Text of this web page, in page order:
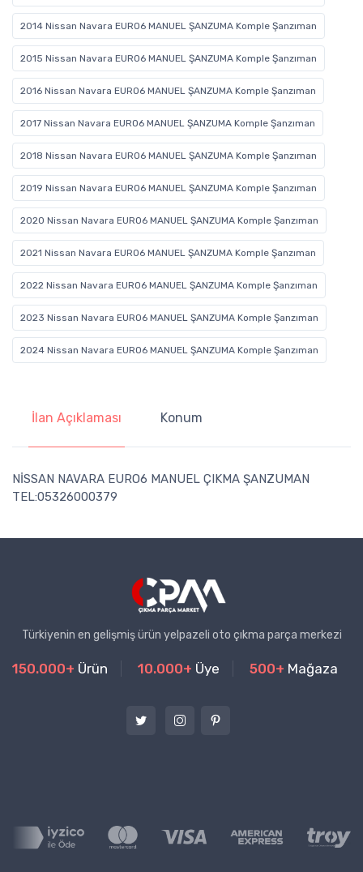
2014 Nissan Navara EURO6 MANUEL ŞANZUMA Komple Şanzıman
2015 Nissan Navara EURO6 MANUEL ŞANZUMA Komple Şanzıman
2016 Nissan Navara EURO6 MANUEL ŞANZUMA Komple Şanzıman
2017 Nissan Navara EURO6 MANUEL ŞANZUMA Komple Şanzıman
2018 Nissan Navara EURO6 MANUEL ŞANZUMA Komple Şanzıman
2019 Nissan Navara EURO6 MANUEL ŞANZUMA Komple Şanzıman
2020 Nissan Navara EURO6 MANUEL ŞANZUMA Komple Şanzıman
2021 Nissan Navara EURO6 MANUEL ŞANZUMA Komple Şanzıman
2022 Nissan Navara EURO6 MANUEL ŞANZUMA Komple Şanzıman
2023 Nissan Navara EURO6 MANUEL ŞANZUMA Komple Şanzıman
2024 Nissan Navara EURO6 MANUEL ŞANZUMA Komple Şanzıman
İlan Açıklaması Konum
NİSSAN NAVARA EURO6 MANUEL ÇIKMA ŞANZUMAN
TEL:05326000379
Türkiyenin en gelişmiş ürün yelpazeli oto çıkma parça merkezi
150.000+ Ürün 10.000+ Üye 500+ Mağaza